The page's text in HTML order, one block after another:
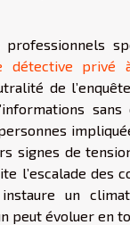
détective privé
de
signes de
l’escalade des
un
peut évoluer en